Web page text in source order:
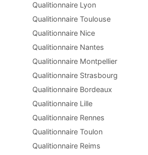
Qualitionnaire Lyon
Qualitionnaire Toulouse
Qualitionnaire Nice
Qualitionnaire Nantes
Qualitionnaire Montpellier
Qualitionnaire Strasbourg
Qualitionnaire Bordeaux
Qualitionnaire Lille
Qualitionnaire Rennes
Qualitionnaire Toulon
Qualitionnaire Reims